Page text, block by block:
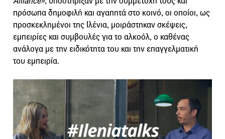
πρόσωπα δημοφιλή και αγαπητά στο κοινό, οι οποίοι, ως
προσκεκλημένοι της Ιλένια, μοιράστηκαν σκέψεις,
εμπειρίες και συμβουλές για το αλκοόλ, ο καθένας
ανάλογα με την ειδικότητα του και την επαγγελματική
του εμπειρία.